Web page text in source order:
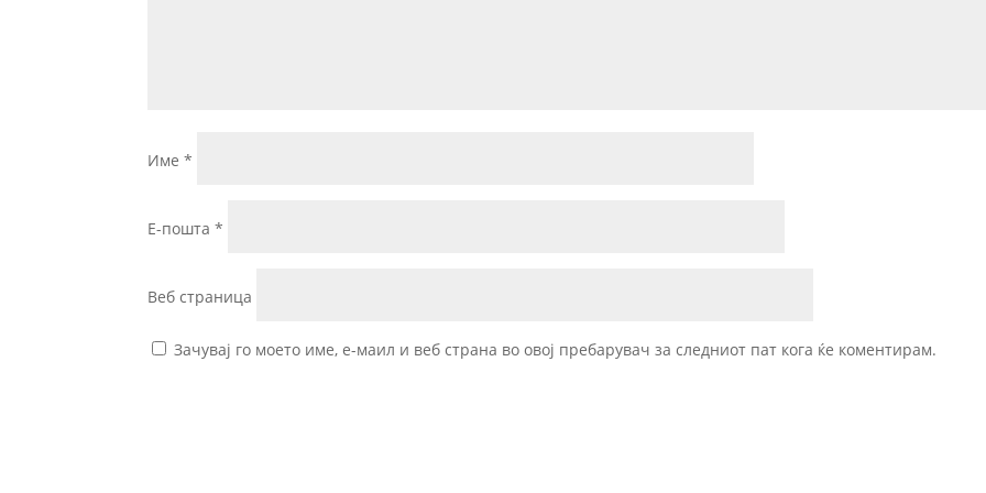
Име*
Е-пошта*
Веб страница
Зачувај го моето име, е-маил и веб страна во овој пребарувач за следниот пат кога ќе коментирам.